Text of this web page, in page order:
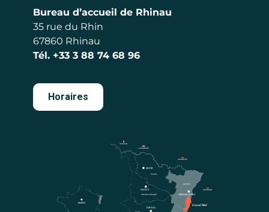
Bureau d’accueil de Rhinau
35 rue du Rhin
67860 Rhinau
Tél. +33 3 88 74 68 96
Horaires